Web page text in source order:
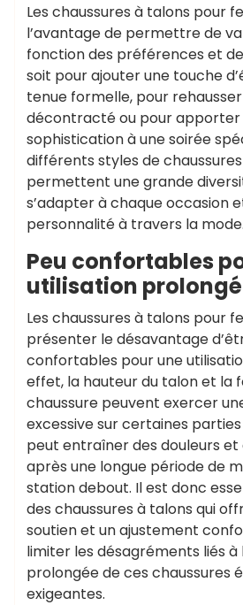
Les chaussures à talons pour
l’avantage de permettre de
fonction des préférences et
soit pour ajouter une touche
tenue formelle, pour
décontracté ou pour apporter
sophistication à une soirée
différents styles de
permettent une grande
s’adapter à chaque occasion
personnalité à travers la mode.
Peu confortables
utilisation
Les chaussures à talons pour
présenter le désavantage
confortables pour une
effet, la hauteur du talon et la
chaussure peuvent exercer
excessive sur certaines
peut entraîner des douleurs
après une longue période de
station debout. Il est donc
des chaussures à talons qui
soutien et un ajustement
limiter les désagréments liés à
prolongée de ces chaussures
exigeantes.